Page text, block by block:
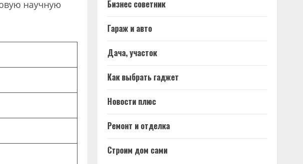
научную
Бизнес советник
Гараж и авто
Дача, участок
Как выбрать гаджет
Новости плюс
Ремонт и отделка
Строим дом сами